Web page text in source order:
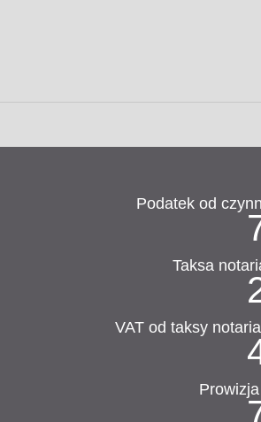
Podatek od
Taksa
VAT od taksy